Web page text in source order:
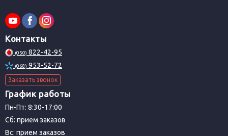
Контакты
(050) 822-42-95
(068) 953-52-72
Заказать звонок
График работы
Пн-Пт: 8:30-17:00
Сб: прием заказов
Вс: прием заказов